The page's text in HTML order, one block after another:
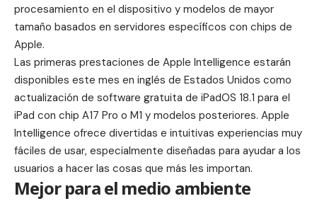
procesamiento en el dispositivo y modelos de mayor
tamaño basados en servidores específicos con chips de
Apple.
Las primeras prestaciones de Apple Intelligence estarán
disponibles este mes en inglés de Estados Unidos como
actualización de software gratuita de iPadOS 18.1 para el
iPad con chip A17 Pro o M1 y modelos posteriores. Apple
Intelligence ofrece divertidas e intuitivas experiencias muy
fáciles de usar, especialmente diseñadas para ayudar a los
usuarios a hacer las cosas que más les importan.
Mejor para el medio ambiente